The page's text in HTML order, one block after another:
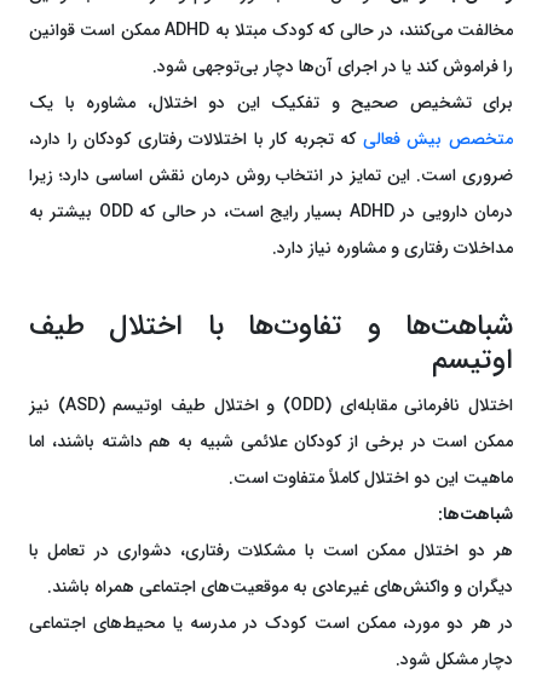
مخالفت می‌کنند، در حالی که کودک مبتلا به ADHD ممکن است قوانین
را فراموش کند یا در اجرای آن‌ها دچار بی‌توجهی شود.
برای تشخیص صحیح و تفکیک این دو اختلال، مشاوره با یک
متخصص بیش فعالی که تجربه کار با اختلالات رفتاری کودکان را دارد،
ضروری است. این تمایز در انتخاب روش درمان نقش اساسی دارد؛ زیرا
درمان دارویی در ADHD بسیار رایج است، در حالی که ODD بیشتر به
مداخلات رفتاری و مشاوره نیاز دارد.
شباهت‌ها و تفاوت‌ها با اختلال طیف
اوتیسم
اختلال نافرمانی مقابله‌ای (ODD) و اختلال طیف اوتیسم (ASD) نیز
ممکن است در برخی از کودکان علائمی شبیه به هم داشته باشند، اما
ماهیت این دو اختلال کاملاً متفاوت است.
شباهت‌ها:
هر دو اختلال ممکن است با مشکلات رفتاری، دشواری در تعامل با
دیگران و واکنش‌های غیرعادی به موقعیت‌های اجتماعی همراه باشند.
در هر دو مورد، ممکن است کودک در مدرسه یا محیط‌های اجتماعی
دچار مشکل شود.